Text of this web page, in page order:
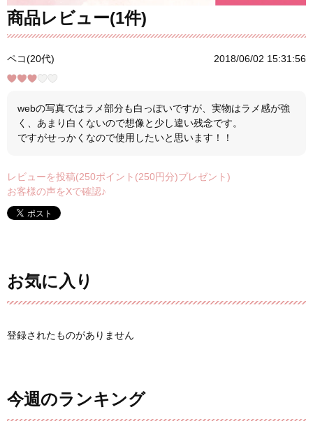
商品レビュー(1件)
ペコ(20代) 2018/06/02 15:31:56
webの写真ではラメ部分も白っぽいですが、実物はラメ感が強
く、あまり白くないので想像と少し違い残念です。
ですがせっかくなので使用したいと思います！！
レビューを投稿(250ポイント(250円分)プレゼント)
お客様の声をXで確認♪
お気に入り
登録されたものがありません
今週のランキング